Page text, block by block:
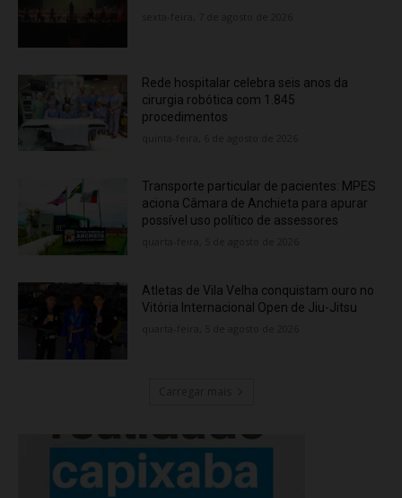
Rede hospitalar celebra seis anos da
cirurgia robótica com 1.845
procedimentos
Transporte particular de pacientes: MPES
aciona Câmara de Anchieta para apurar
possível uso político de assessores
Atletas de Vila Velha conquistam ouro no
Vitória Internacional Open de Jiu-Jitsu